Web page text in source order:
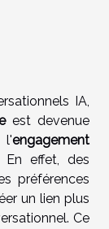
IA,
est devenue
l'engagement
En effet, des
préférences
un lien plus
Ce